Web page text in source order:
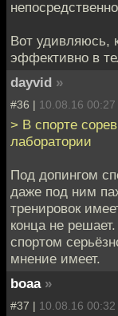
Вот удивляюсь,
эффективно в
dayvid »
#36 | 10.08.16 00:27
> В спорте
лаборатории
Под допингом
даже под ним
тренировок
конца не
спортом
мнение имеет.
boaa »
#37 | 10.08.16 00:32